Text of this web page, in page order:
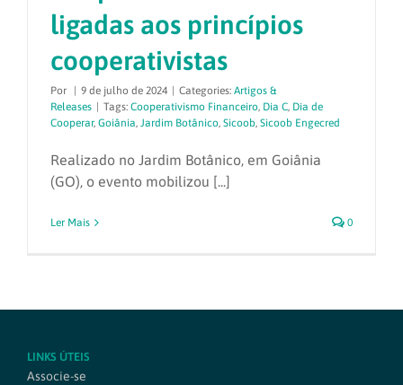
ligadas aos princípios
cooperativistas
Por 9 de julho de 2024 Categories: Artigos &
Releases
Tags: Cooperativismo Financeiro, Dia C, Dia de
Cooperar, Goiânia, Jardim Botânico, Sicoob, Sicoob Engecred
Realizado no Jardim Botânico, em Goiânia
(GO), o evento mobilizou [...]
Ler Mais 0
LINKS ÚTEIS
Associe-se